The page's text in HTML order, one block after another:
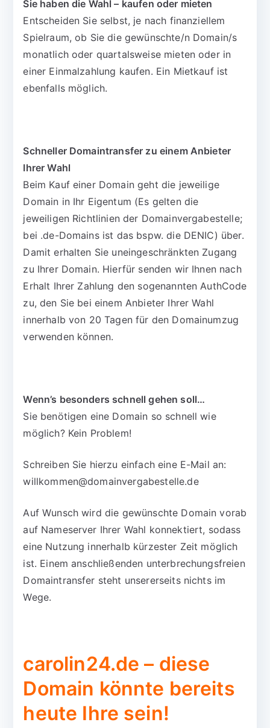
Sie haben die Wahl – kaufen oder mieten
Entscheiden Sie selbst, je nach finanziellem
Spielraum, ob Sie die gewünschte/n Domain/s
monatlich oder quartalsweise mieten oder in
einer Einmalzahlung kaufen. Ein Mietkauf ist
ebenfalls möglich.
Schneller Domaintransfer zu einem Anbieter
Ihrer Wahl
Beim Kauf einer Domain geht die jeweilige
Domain in Ihr Eigentum (Es gelten die
jeweiligen Richtlinien der Domainvergabestelle;
bei .de-Domains ist das bspw. die DENIC) über.
Damit erhalten Sie uneingeschränkten Zugang
zu Ihrer Domain. Hierfür senden wir Ihnen nach
Erhalt Ihrer Zahlung den sogenannten AuthCode
zu, den Sie bei einem Anbieter Ihrer Wahl
innerhalb von 20 Tagen für den Domainumzug
verwenden können.
Wenn’s besonders schnell gehen soll…
Sie benötigen eine Domain so schnell wie
möglich? Kein Problem!
Schreiben Sie hierzu einfach eine E-Mail an:
willkommen@domainvergabestelle.de
Auf Wunsch wird die gewünschte Domain vorab
auf Nameserver Ihrer Wahl konnektiert, sodass
eine Nutzung innerhalb kürzester Zeit möglich
ist. Einem anschließenden unterbrechungsfreien
Domaintransfer steht unsererseits nichts im
Wege.
carolin24.de – diese
Domain könnte bereits
heute Ihre sein!